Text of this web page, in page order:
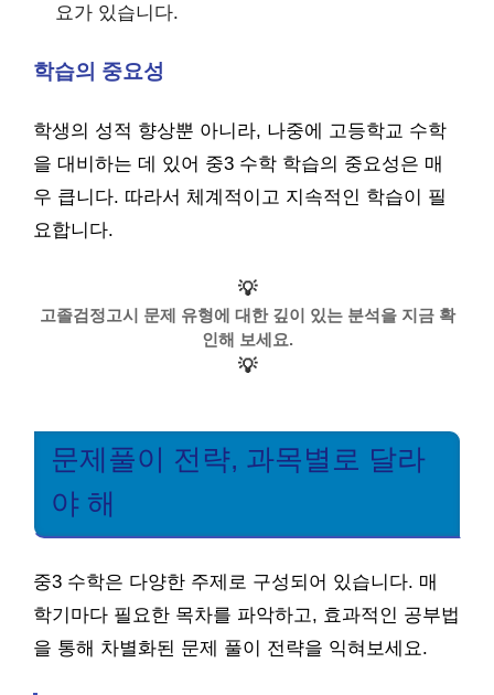
요가 있습니다.
학습의 중요성
학생의 성적 향상뿐 아니라, 나중에 고등학교 수학
을 대비하는 데 있어 중3 수학 학습의 중요성은 매
우 큽니다. 따라서 체계적이고 지속적인 학습이 필
요합니다.
💡
고졸검정고시 문제 유형에 대한 깊이 있는 분석을 지금 확
인해 보세요.
💡
문제풀이 전략, 과목별로 달라
야 해
중3 수학은 다양한 주제로 구성되어 있습니다. 매
학기마다 필요한 목차를 파악하고, 효과적인 공부법
을 통해 차별화된 문제 풀이 전략을 익혀보세요.